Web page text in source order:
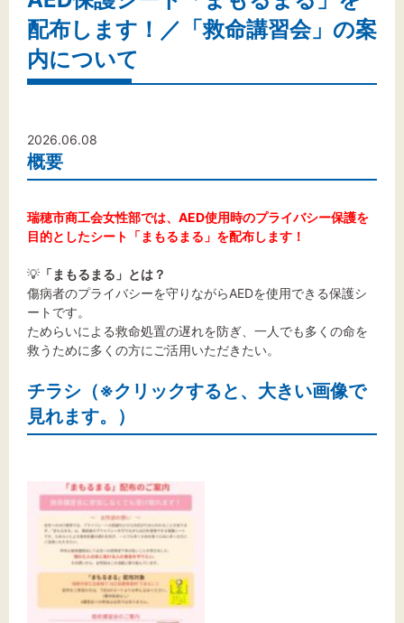
お問い合わせ
背景色
配布します！／「救命講習会」の案
内について
2026.06.08
概要
瑞穂市商工会女性部では、AED使用時のプライバシー保護を
目的としたシート「まもるまる」を配布します！
💡 「まもるまる」とは？
傷病者のプライバシーを守りながらAEDを使用できる保護シ
ートです。
ためらいによる救命処置の遅れを防ぎ、一人でも多くの命を
救うために多くの方にご活用いただきたい。
チラシ（※クリックすると、大きい画像で
見れます。）